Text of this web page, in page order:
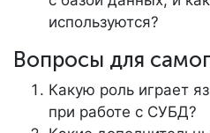
используются?
Вопросы для
Какую роль играет
при работе с СУБД?